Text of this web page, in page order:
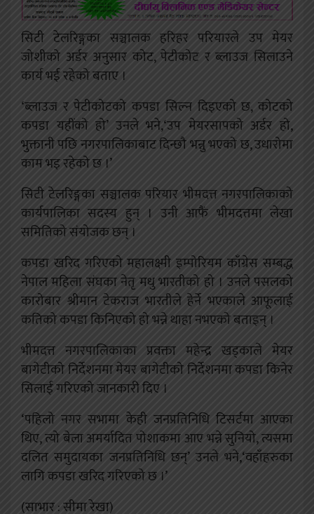
सिटी टेलरिङ्गका सञ्चालक हरिहर परियारले उप मेयर
जोशीको अर्डर अनुसार कोट, पेटीकोट र ब्लाउज सिलाउने
कार्य भई रहेको बताए ।
‘ब्लाउज र पेटीकोटको कपडा सिल्न दिइएको छ, कोटको
कपडा यहींको हो’ उनले भने,‘उप मेयरसापको अर्डर हो,
भुक्तानी पछि नगरपालिकाबाट दिन्छौ भन्नु भएको छ, उधारोमा
काम भइ रहेको छ ।’
सिटी टेलरिङ्गका सञ्चालक परियार भीमदत्त नगरपालिकाको
कार्यपालिका सदस्य हुन् । उनी आफैं भीमदत्तमा लेखा
समितिको संयोजक छन् ।
कपडा खरिद गरिएको महालक्ष्मी इम्पोरियम काँग्रेस सम्बद्ध
नेपाल महिला संघका नेतृ मधु भारतीको हो । उनले पसलको
कारोबार श्रीमान टेकराज भारतीले हेर्ने भएकाले आफूलाई
कतिको कपडा किनिएको हो भन्ने थाहा नभएको बताइन् ।
भीमदत्त नगरपालिकाका प्रवक्ता महेन्द्र खड्काले मेयर
बागेटीको निर्देशनमा मेयर बागेटीको निर्देशनमा कपडा किनेर
सिलाई गरिएको जानकारी दिए ।
‘पहिलो नगर सभामा केही जनप्रतिनिधि टिसर्टमा आएका
थिए, त्यो बेला अमर्यादित पोशाकमा आए भन्ने सुनियो, त्यसमा
दलित समुदायका जनप्रतिनिधि छन्’ उनले भने,‘वहाँहरुका
लागि कपडा खरिद गरिएको छ ।’
(साभार : सीमा रेखा)